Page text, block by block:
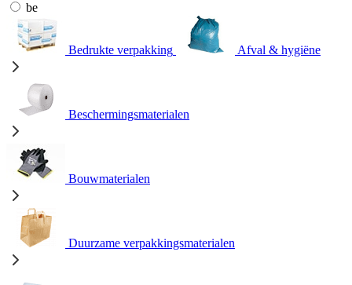
be
Bedrukte verpakking Afval & hygiëne
Beschermingsmaterialen
Bouwmaterialen
Duurzame verpakkingsmaterialen